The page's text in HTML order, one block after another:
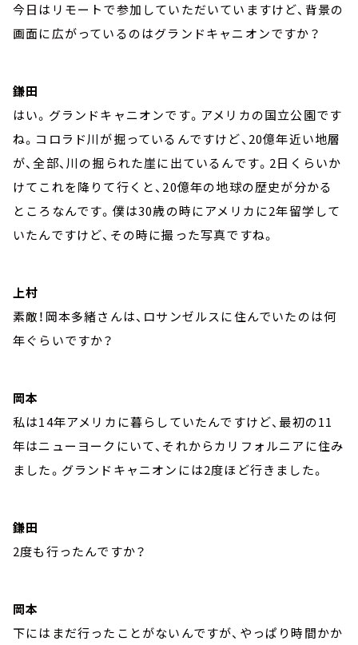
今日はリモートで参加していただいていますけど、背景の
画面に広がっているのはグランドキャニオンですか？
鎌田
はい。グランドキャニオンです。アメリカの国立公園です
ね。コロラド川が掘っているんですけど、20億年近い地層
が、全部、川の掘られた崖に出ているんです。2日くらいか
けてこれを降りて行くと、20億年の地球の歴史が分かる
ところなんです。僕は30歳の時にアメリカに2年留学して
いたんですけど、その時に撮った写真ですね。
上村
素敵！岡本多緒さんは、ロサンゼルスに住んでいたのは何
年ぐらいですか？
岡本
私は14年アメリカに暮らしていたんですけど、最初の11
年はニューヨークにいて、それからカリフォルニアに住み
ました。グランドキャニオンには2度ほど行きました。
鎌田
2度も行ったんですか？
岡本
下にはまだ行ったことがないんですが、やっぱり時間かか